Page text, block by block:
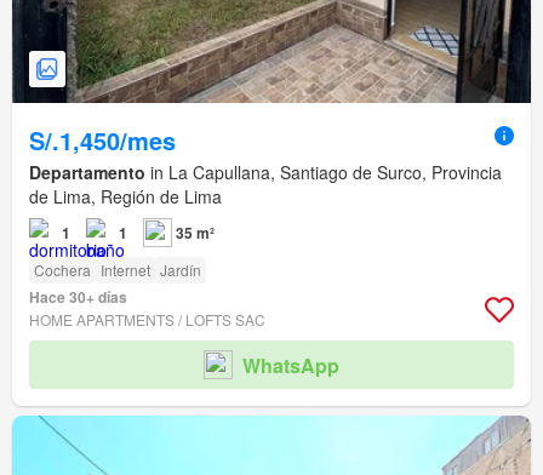
S/.1,450/mes
Departamento in La Capullana, Santiago de Surco, Provincia
de Lima, Región de Lima
1 1 35 m²
Cochera Internet Jardín
Hace 30+ días
HOME APARTMENTS / LOFTS SAC
WhatsApp